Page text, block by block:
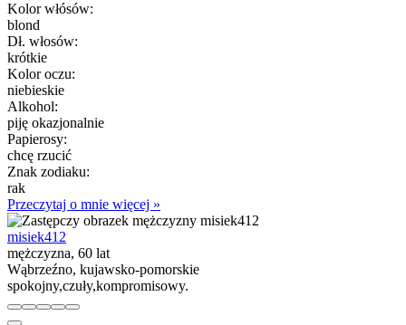
Kolor włósów:
blond
Dł. włosów:
krótkie
Kolor oczu:
niebieskie
Alkohol:
piję okazjonalnie
Papierosy:
chcę rzucić
Znak zodiaku:
rak
Przeczytaj o mnie więcej »
misiek412
mężczyzna, 60 lat
Wąbrzeźno, kujawsko-pomorskie
spokojny,czuły,kompromisowy.